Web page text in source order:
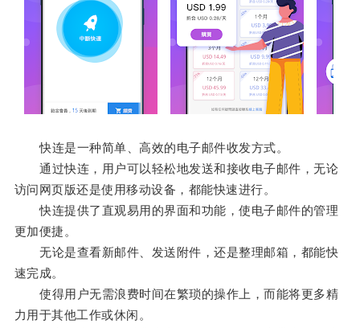
快连是一种简单、高效的电子邮件收发方式。
通过快连，用户可以轻松地发送和接收电子邮件，无论
访问网页版还是使用移动设备，都能快速进行。
快连提供了直观易用的界面和功能，使电子邮件的管理
更加便捷。
无论是查看新邮件、发送附件，还是整理邮箱，都能快
速完成。
使得用户无需浪费时间在繁琐的操作上，而能将更多精
力用于其他工作或休闲。